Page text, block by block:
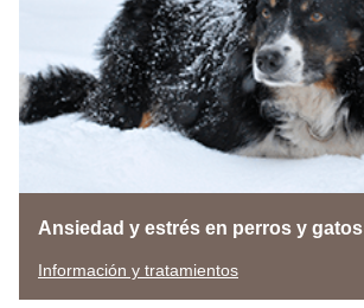
Ansiedad y estrés en perros y gatos
Información y tratamientos